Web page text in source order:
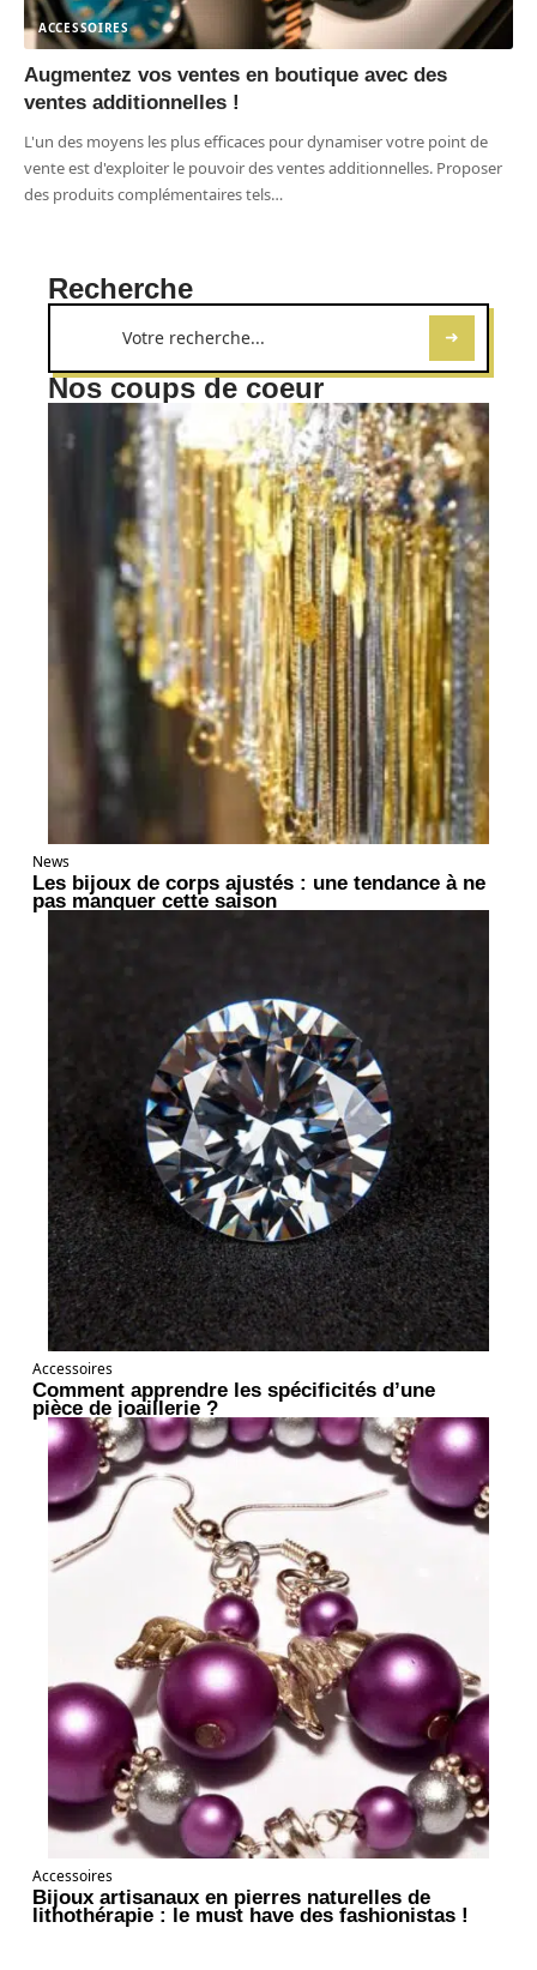
ACCESSOIRES
Augmentez vos ventes en boutique avec des
ventes additionnelles !
L'un des moyens les plus efficaces pour dynamiser votre point de
vente est d'exploiter le pouvoir des ventes additionnelles. Proposer
des produits complémentaires tels…
Recherche
Nos coups de coeur
News
Les bijoux de corps ajustés : une tendance à ne
pas manquer cette saison
Accessoires
Comment apprendre les spécificités d’une
pièce de joaillerie ?
Accessoires
Bijoux artisanaux en pierres naturelles de
lithothérapie : le must have des fashionistas !